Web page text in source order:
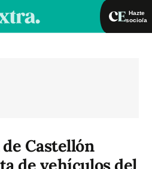
Hazte
socio/a
Castellón
de vehículos del